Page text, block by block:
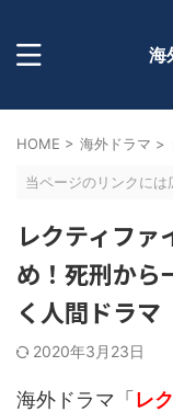
海
HOME > 海外ドラマ >
当ページのリンクには
レクティファ
め！死刑から
く人間ドラマ
2020年3月23日
海外ドラマ「 レ